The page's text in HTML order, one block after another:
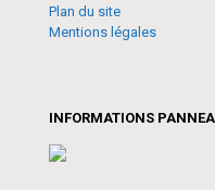
Plan du site
Mentions légales
INFORMATIONS